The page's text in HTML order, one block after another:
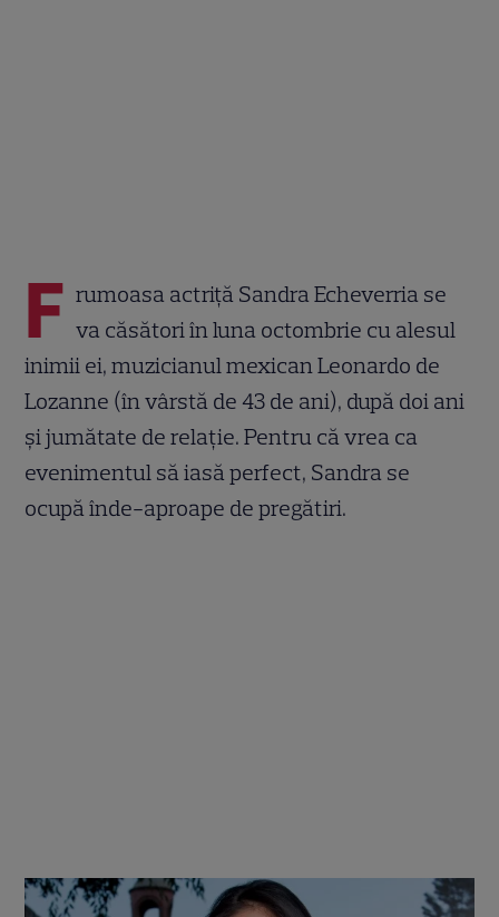
F rumoasa actriţă Sandra Echeverria se
va căsători în luna octombrie cu alesul
inimii ei, muzicianul mexican Leonardo de
Lozanne (în vârstă de 43 de ani), după doi ani
şi jumătate de relaţie. Pentru că vrea ca
evenimentul să iasă perfect, Sandra se
ocupă înde-aproape de pregătiri.